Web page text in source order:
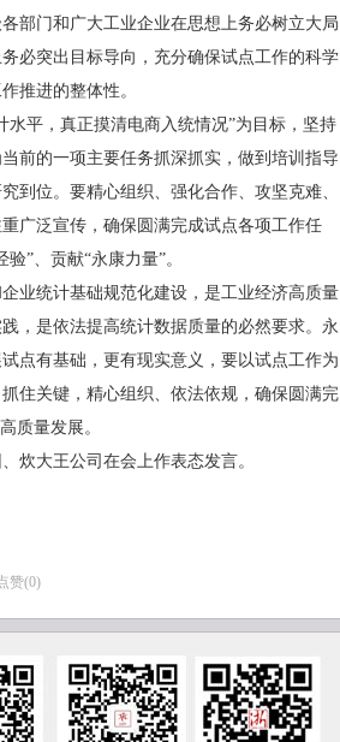
部门和广大工业企业在思想上务必树立大局
必突出目标导向，充分确保试点工作的科学
推进的整体性。
平，真正摸清电商入统情况”为目标，坚持
前的一项主要任务抓深抓实，做到培训指导
到位。要精心组织、强化合作、攻坚克难、
广泛宣传，确保圆满完成试点各项工作任
”、贡献“永康力量”。
业统计基础规范化建设，是工业经济高质量
，是依法提高统计数据质量的必然要求。永
点有基础，更有现实意义，要以试点工作为
住关键，精心组织、依法依规，确保圆满完
质量发展。
炊大王公司在会上作表态发言。
赞(0)